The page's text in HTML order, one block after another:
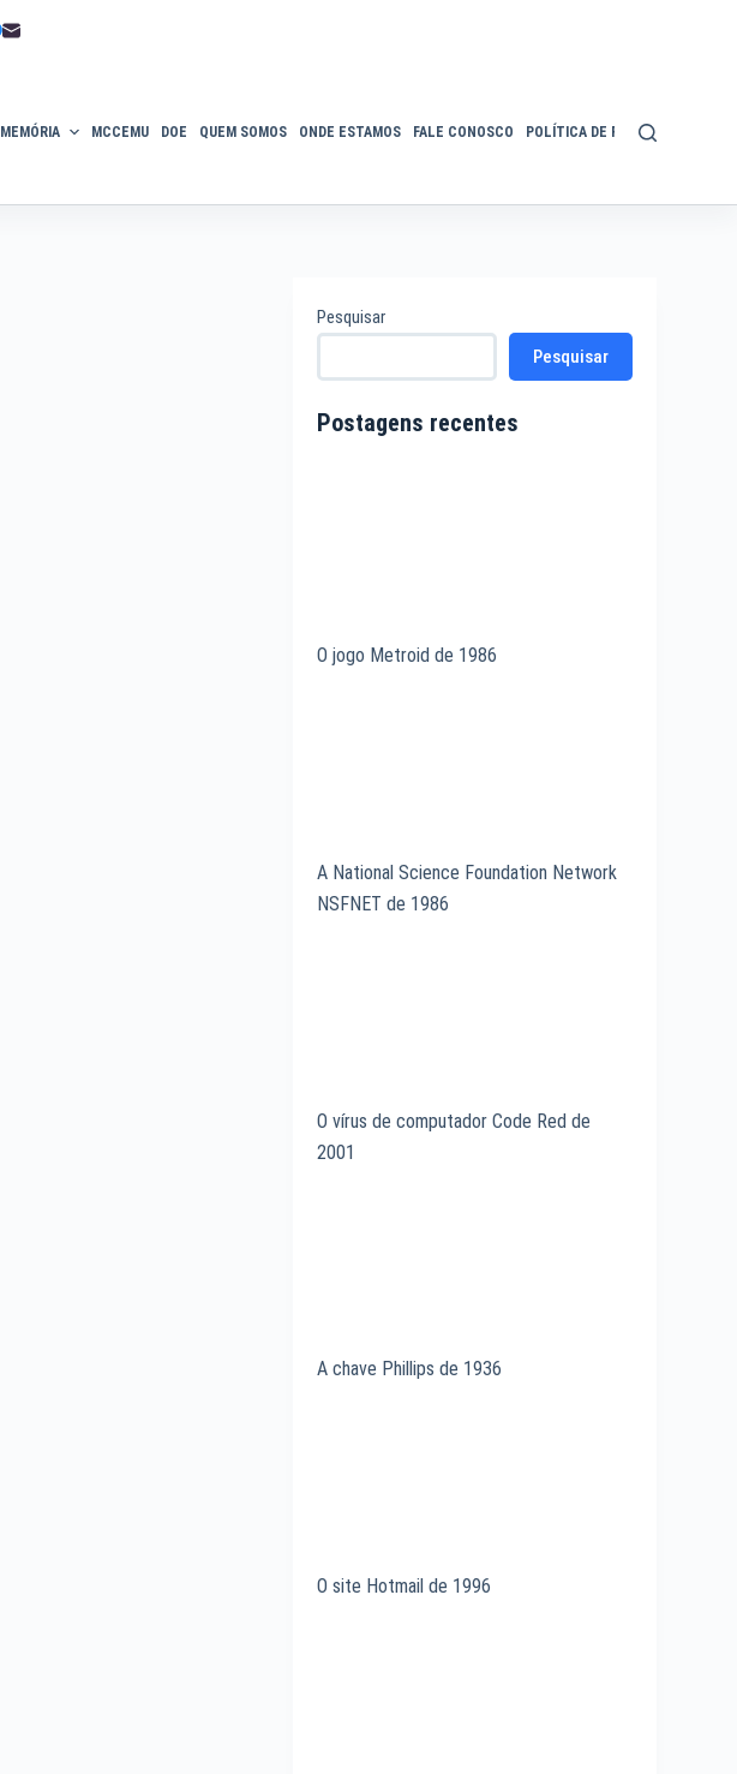
MEMÓRIA MCCEMU DOE QUEM SOMOS ONDE ESTAMOS FALE CONOSCO POLÍTICA DE PRIVACIDADE
Pesquisar
Pesquisar
Postagens recentes
O jogo Metroid de 1986
A National Science Foundation Network
NSFNET de 1986
O vírus de computador Code Red de
2001
A chave Phillips de 1936
O site Hotmail de 1996